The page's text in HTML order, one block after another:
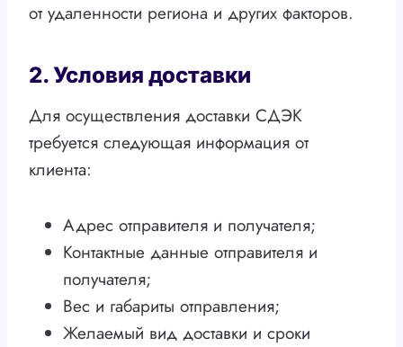
от удаленности региона и других факторов.
2. Условия доставки
Для осуществления доставки СДЭК
требуется следующая информация от
клиента:
Адрес отправителя и получателя;
Контактные данные отправителя и
получателя;
Вес и габариты отправления;
Желаемый вид доставки и сроки